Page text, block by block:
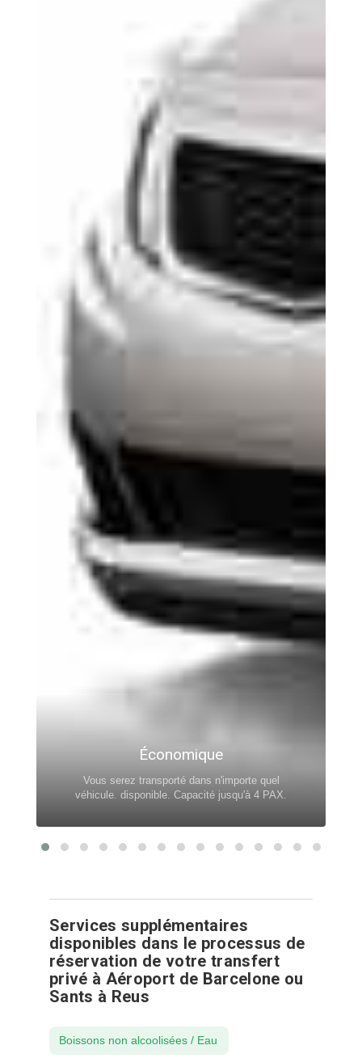
Économique
Vous serez transporté dans n'importe quel
véhicule. disponible. Capacité jusqu'à 4 PAX.
Services supplémentaires
disponibles dans le processus de
réservation de votre transfert
privé à Aéroport de Barcelone ou
Sants à Reus
Boissons non alcoolisées / Eau